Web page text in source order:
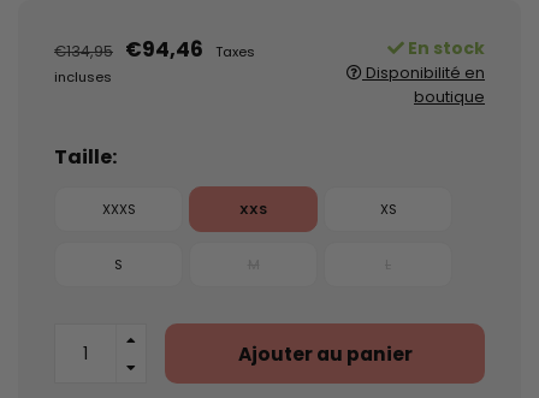
€134,95 €94,46
Taxes
incluses
En stock
Disponibilité en
boutique
Taille:
XXXS XXS XS
S
Ajouter au panier